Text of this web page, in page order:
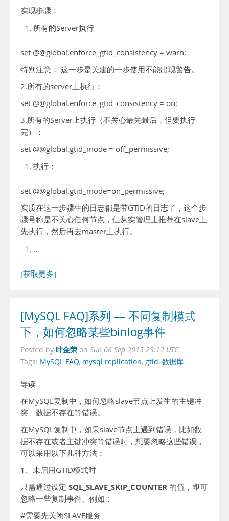
实现步骤：
所有的Server执行
set @@global.enforce_gtid_consistency = warn;
特别注意： 这一步是关建的一步使用不能出现警告。
2.所有的server上执行：
set @@global.enforce_gtid_consistency = on;
3.所有的Server上执行（不关心最先最后，但要执行
完）：
set @@global.gtid_mode = off_permissive;
执行：
set @@global.gtid_mode=on_permissive;
实质在这一步骤生的日志都是带GTID的日志了，这个步
骤号称是不关心任何节点，但从实管理上推荐在slave上
先执行，然后再去master上执行。
…
[获取更多]
[MySQL FAQ]系列 — 不同复制模式
下，如何忽略某些binlog事件
Posted by 叶金荣 on Sun 06 Sep 2015 23:12 UTC
Tags: MySQL FAQ, mysql replication, gtid, 数据库
导读
在MySQL复制中，如何忽略slave节点上发生的主键冲
突、数据不存在等错误。
在MySQL复制中，如果slave节点上遇到错误，比如数
据不存在或者主键冲突等错误时，想要忽略这些错误，
可以采用以下几种方法：
1、未启用GTID模式时
只需通过设定 SQL_SLAVE_SKIP_COUNTER 的值，即可
忽略一些复制事件。例如：
#需要先关闭SLAVE服务